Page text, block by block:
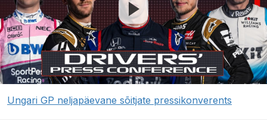
Ungari GP neljapäevane sõitjate pressikonverents